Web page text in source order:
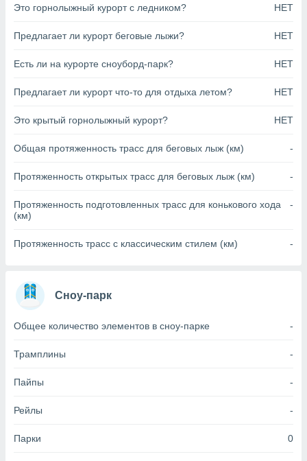
против
» или
cookie
доступ
данных
выбора
помощью
Это горнолыжный курорт с ледником? НЕТ
Предлагает ли курорт беговые лыжи? НЕТ
Есть ли на курорте сноуборд-парк? НЕТ
Предлагает ли курорт что-то для отдыха летом? НЕТ
Это крытый горнолыжный курорт? НЕТ
Общая протяженность трасс для беговых лыж (км) -
Протяженность открытых трасс для беговых лыж (км) -
Протяженность подготовленных трасс для конькового хода
(км)
-
Протяженность трасс с классическим стилем (км) -
Сноу-парк
Общее количество элементов в сноу-парке -
Трамплины -
Пайпы -
Рейлы -
Парки 0